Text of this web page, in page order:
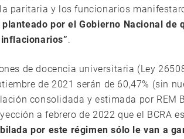
paritaria y los funcionarios
por el Gobierno Nacional de
.
de docencia universitaria (Ley
de 2021 serán de 60,47% (sin
consolidada y estimada por REM
a febrero de 2022 que el BCRA
por este régimen sólo le van a